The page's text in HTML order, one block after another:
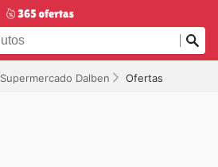
Supermercado Dalben Ofertas